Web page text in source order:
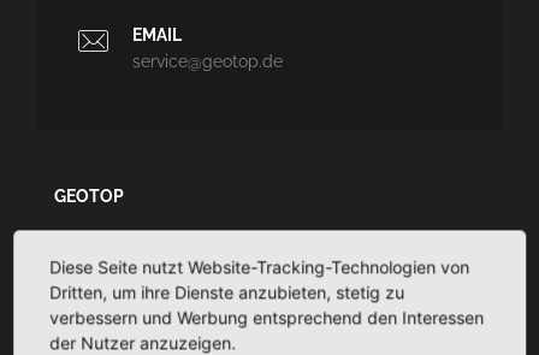
EMAIL
service@geotop.de
GEOTOP
Planungssupport - Dokumentation
TaCSy/MaUSy/GolfMan: Technisches
Liegenschaftsmanagement
Diese Seite nutzt Website-Tracking-Technologien von
Dritten, um ihre Dienste anzubieten, stetig zu
verbessern und Werbung entsprechend den Interessen
der Nutzer anzuzeigen.